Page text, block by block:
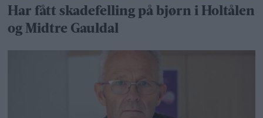
Har fått skadefelling på bjørn i Holtålen
og Midtre Gauldal